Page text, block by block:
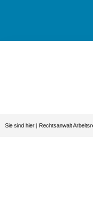
Sie sind hier | Rechtsanwalt